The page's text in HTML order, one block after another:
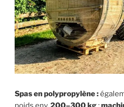
Spas en polypropylène :